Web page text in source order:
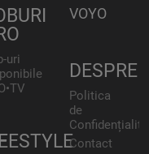
uri
VOYO
DESPRE
Politica
de
Contact